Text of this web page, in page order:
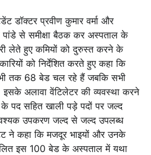
डॉक्टर प्रवीण कुमार वर्मा और
से समीक्षा बैठक कर अस्पताल के
लेते हुए कमियों को दुरुस्त करने के
को निर्देशित करते हुए कहा कि
तक 68 बेड चल रहे हैं जबकि सभी
इसके अलावा वेंटिलेटर की व्यवस्था करने
के पद सहित खाली पड़े पदों पर जल्द
उपकरण जल्द से जल्द उपलब्ध
ने कहा कि मजदूर भाइयों और उनके
इस 100 बेड के अस्पताल में यथा